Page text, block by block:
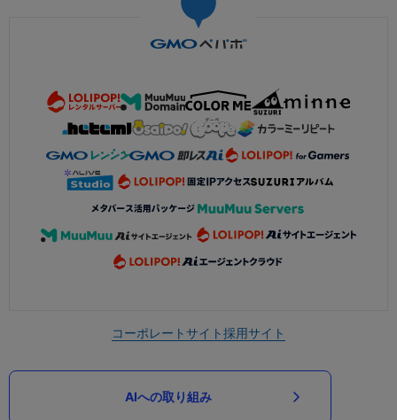
コーポレートサイト採用サイト
AIへの取り組み